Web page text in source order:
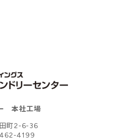
本社工場
町2-6-36
4199